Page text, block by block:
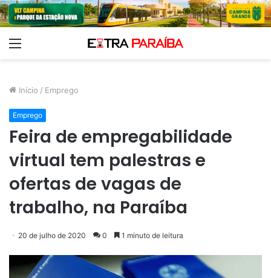
Início / Emprego
Emprego
Feira de empregabilidade
virtual tem palestras e
ofertas de vagas de
trabalho, na Paraíba
20 de julho de 2020 0 1 minuto de leitura